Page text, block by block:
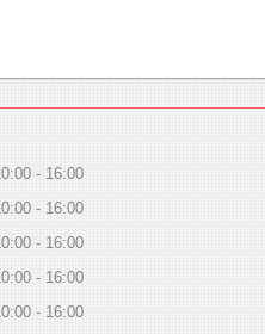
16:00
16:00
16:00
16:00
16:00